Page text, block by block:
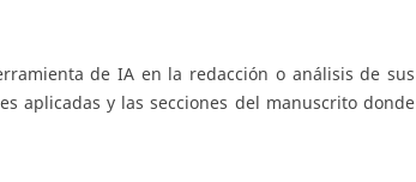
de IA en la redacción o análisis de sus
aplicadas y las secciones del manuscrito donde